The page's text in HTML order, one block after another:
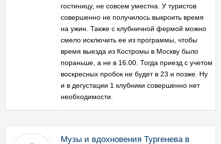
гостиницу, не совсем уместна. У туристов
совершенно не получилось выкроить время
на ужин. Также с клубничной фермой можно
смело исключить ее из программы, чтобы
время выезда из Костромы в Москву было
пораньше, а не в 16.00. Тогда приезд с учетом
воскресных пробок не будет в 23 и позже. Ну
и в дегустации 1 клубники совершенно нет
необходимости.
Музы и вдохновения Тургенева в